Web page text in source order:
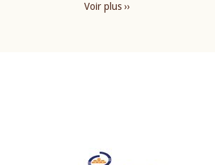
Voir plus ››